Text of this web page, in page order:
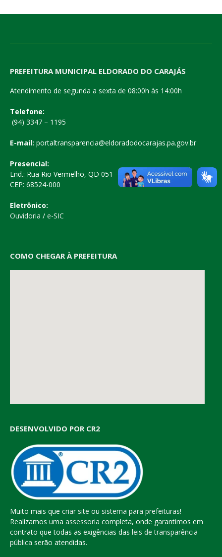
PREFEITURA MUNICIPAL ELDORADO DO CARAJÁS
Atendimento de segunda a sexta de 08:00h às 14:00h
Telefone:
(94) 3347 – 1195
E-mail: portaltransparencia@eldoradodocarajas.pa.gov.br
Presencial:
End.: Rua Rio Vermelho, QD 051 – Centro
CEP: 68524-000
Eletrônico:
Ouvidoria / e-SIC
COMO CHEGAR À PREFEITURA
DESENVOLVIDO POR CR2
Muito mais que criar site ou sistema para prefeituras!
Realizamos uma assessoria completa, onde garantimos em
contrato que todas as exigências das leis de transparência
pública serão atendidas.